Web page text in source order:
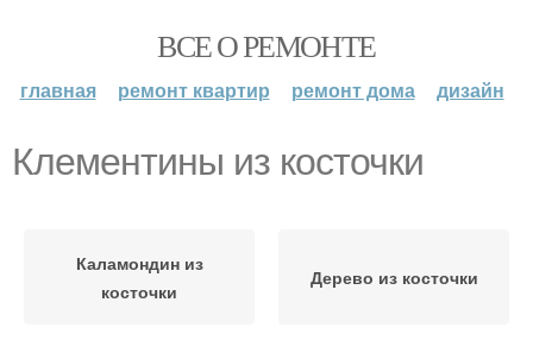
ВСЕ О РЕМОНТЕ
главная ремонт квартир ремонт дома дизайн
Клементины из косточки
Каламондин из
косточки
Дерево из косточки